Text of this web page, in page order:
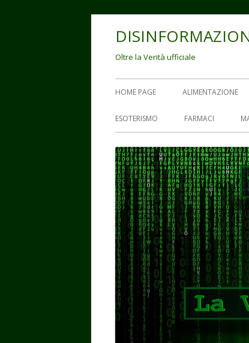
Oltre la Verità ufficiale
Menu
principale
HOME PAGE ALIMENTAZIONE
ESOTERISMO FARMACI